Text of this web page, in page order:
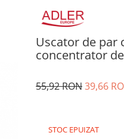
Uscator de par
concentrator
55,92 RON39,66
STOC EPUIZAT